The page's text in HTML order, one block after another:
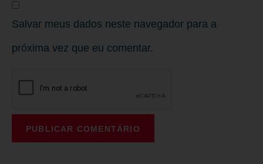
Salvar meus dados neste navegador para a
próxima vez que eu comentar.